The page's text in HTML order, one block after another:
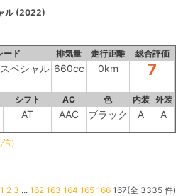
ル (2022)
ード 排気量 走行距離 総合評価
ペシャル 660cc 0km 7
シフト AC 色 内装 外装
AT AAC ブラック A A
）
1 2 3 ... 162 163 164 165 166 167(全 3335 件)